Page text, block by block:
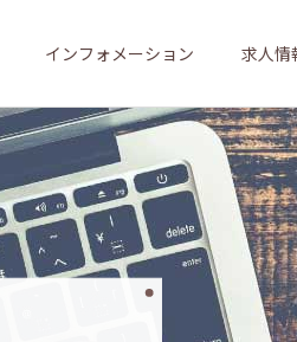
インフォメーション 求人情